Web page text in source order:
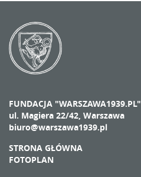
FUNDACJA "WARSZAWA1939.PL"
ul. Magiera 22/42, Warszawa
biuro@warszawa1939.pl
STRONA GŁÓWNA
FOTOPLAN